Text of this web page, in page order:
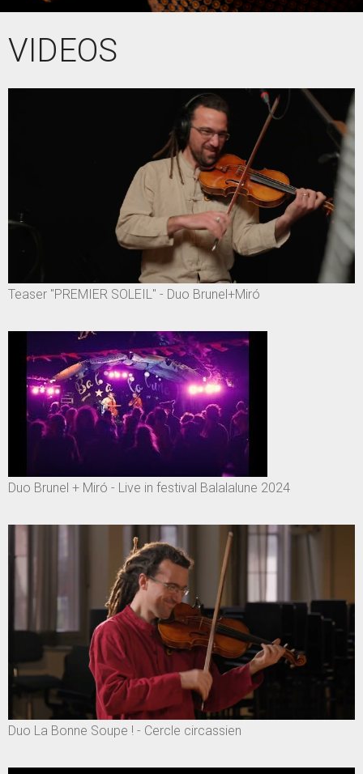
VIDEOS
Teaser "PREMIER SOLEIL" - Duo Brunel+Miró
Duo Brunel + Miró - Live in festival Balalalune 2024
Duo La Bonne Soupe ! - Cercle circassien